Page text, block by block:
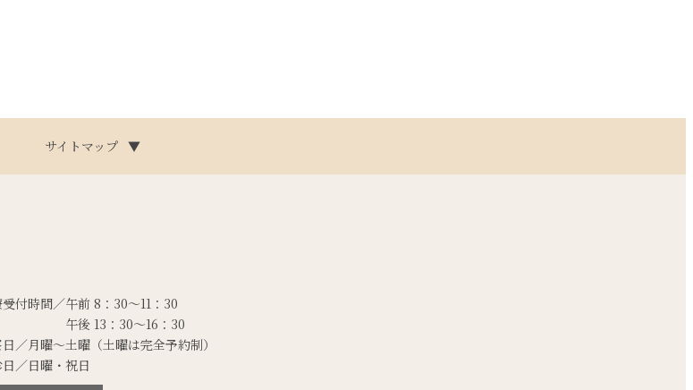
サイトマップ ▼
付時間／午前 8：30～11：30
後 13：30～16：30
／月曜～土曜（土曜は完全予約制）
／日曜・祝日